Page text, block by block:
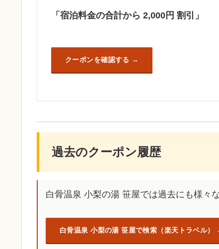
「宿泊料金の合計から 2,000円 割引」
クーポンを確認する
過去のクーポン履歴
白骨温泉 小梨の湯 笹屋では過去にも様々
白骨温泉 小梨の湯 笹屋で検索（楽天トラベル）